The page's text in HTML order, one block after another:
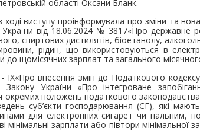
області Оксани Бланк.
ході виступу проінформувала про зміни та
від 18.06.2024 № 3817«Про державне
спиртових дистилятів, біоетанолу,
рідин, що використовуються в
до щомісячних зарплат та загального
внесення змін до Податкового
Закону України «Про інтегроване
положень податкового
суб’єкти господарювання (СГ), які мають
для електронних сигарет чи пальним,
зарплати або півтори мінімальної